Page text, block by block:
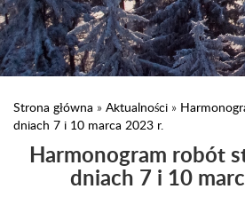
Strona główna » Aktualności »
dniach 7 i 10 marca 2023 r.
Harmonogram robót
dniach 7 i 10